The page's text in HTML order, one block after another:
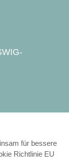
für bessere
Richtlinie EU